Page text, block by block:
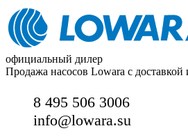
официальный дилер
Продажа насосов Lowara с доставкой
8 495 506 3006
info@lowara.su